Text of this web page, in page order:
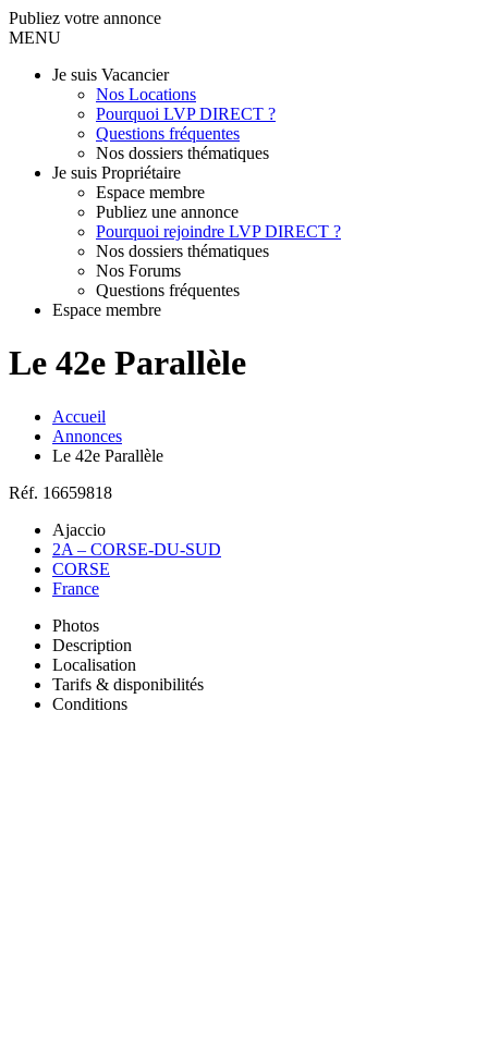
Publiez votre annonce
MENU
Je suis Vacancier
Nos Locations
Pourquoi LVP DIRECT ?
Questions fréquentes
Nos dossiers thématiques
Je suis Propriétaire
Espace membre
Publiez une annonce
Pourquoi rejoindre LVP DIRECT ?
Nos dossiers thématiques
Nos Forums
Questions fréquentes
Espace membre
Le 42e Parallèle
Accueil
Annonces
Le 42e Parallèle
Réf. 16659818
Ajaccio
2A – CORSE-DU-SUD
CORSE
France
Photos
Description
Localisation
Tarifs & disponibilités
Conditions